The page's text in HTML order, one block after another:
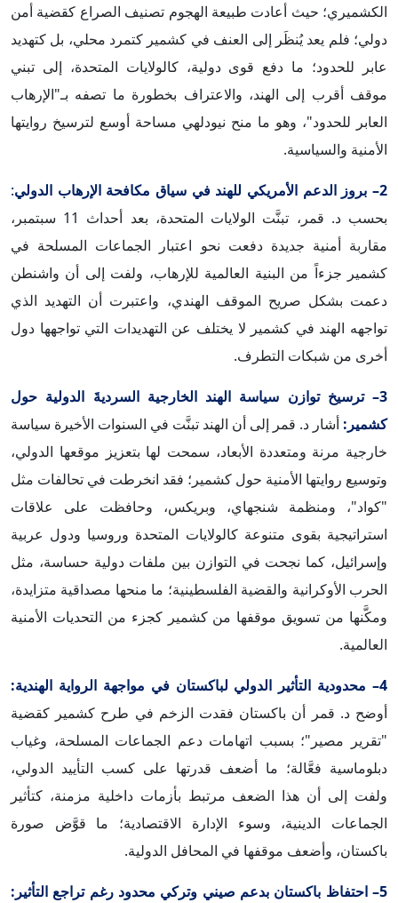
الكشميري؛ حيث أعادت طبيعة الهجوم تصنيف الصراع كقضية أمن
دولي؛ فلم يعد يُنظَر إلى العنف في كشمير كتمرد محلي، بل كتهديد
عابر للحدود؛ ما دفع قوى دولية، كالولايات المتحدة، إلى تبني
موقف أقرب إلى الهند، والاعتراف بخطورة ما تصفه بـ"الإرهاب
العابر للحدود"، وهو ما منح نيودلهي مساحة أوسع لترسيخ روايتها
الأمنية والسياسية.
2– بروز الدعم الأمريكي للهند في سياق مكافحة الإرهاب الدولي
:
بحسب د. قمر، تبنَّت الولايات المتحدة، بعد أحداث 11 سبتمبر،
مقاربة أمنية جديدة دفعت نحو اعتبار الجماعات المسلحة في
كشمير جزءاً من البنية العالمية للإرهاب، ولفت إلى أن واشنطن
دعمت بشكل صريح الموقف الهندي، واعتبرت أن التهديد الذي
تواجهه الهند في كشمير لا يختلف عن التهديدات التي تواجهها دول
أخرى من شبكات التطرف.
3– ترسيخ توازن سياسة الهند الخارجية السرديةَ الدولية حول
كشمير: أشار د. قمر إلى أن الهند تبنَّت في السنوات الأخيرة سياسة
خارجية مرنة ومتعددة الأبعاد، سمحت لها بتعزيز موقعها الدولي،
وتوسيع روايتها الأمنية حول كشمير؛ فقد انخرطت في تحالفات مثل
"كواد"، ومنظمة شنجهاي، وبريكس، وحافظت على علاقات
استراتيجية بقوى متنوعة كالولايات المتحدة وروسيا ودول عربية
وإسرائيل، كما نجحت في التوازن بين ملفات دولية حساسة، مثل
الحرب الأوكرانية والقضية الفلسطينية؛ ما منحها مصداقية متزايدة،
ومكَّنها من تسويق موقفها من كشمير كجزء من التحديات الأمنية
العالمية.
4– محدودية التأثير الدولي لباكستان في مواجهة الرواية الهندية:
أوضح د. قمر أن باكستان فقدت الزخم في طرح كشمير كقضية
"تقرير مصير"؛ بسبب اتهامات دعم الجماعات المسلحة، وغياب
دبلوماسية فعَّالة؛ ما أضعف قدرتها على كسب التأييد الدولي،
ولفت إلى أن هذا الضعف مرتبط بأزمات داخلية مزمنة، كتأثير
الجماعات الدينية، وسوء الإدارة الاقتصادية؛ ما قوَّض صورة
باكستان، وأضعف موقفها في المحافل الدولية.
5– احتفاظ باكستان بدعم صيني وتركي محدود رغم تراجع التأثير: